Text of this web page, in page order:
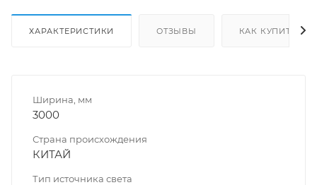
ХАРАКТЕРИСТИКИ ОТЗЫВЫ КАК КУПИТЬ
Ширина, мм
3000
Страна происхождения
КИТАЙ
Тип источника света